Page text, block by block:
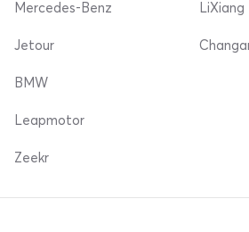
Mercedes-Benz
Jetour
LiXiang
BMW
Leapmotor
Zeekr